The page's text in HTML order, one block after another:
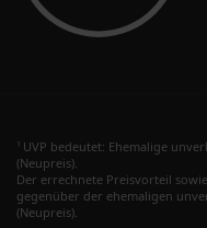
1 UVP bedeutet: Ehemalige
(Neupreis).
Der errechnete Preisvorteil
gegenüber der ehemaligen
(Neupreis).